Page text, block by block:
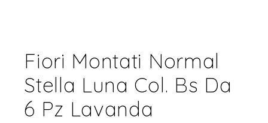
Fiori Montati Normal
Stella Luna Col. Bs Da
6 Pz Lavanda